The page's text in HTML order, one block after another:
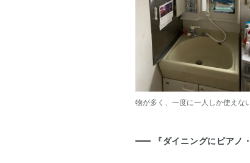
物が多く、一度に一人しか使えな
『ダイニングにピア